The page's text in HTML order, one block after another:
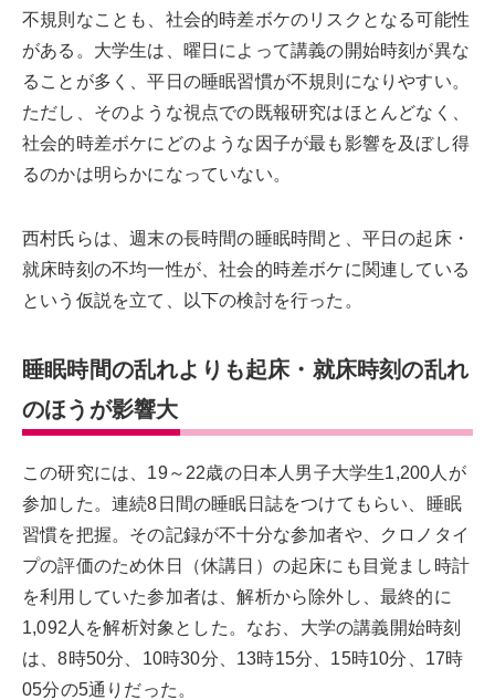
不規則なことも、社会的時差ボケのリスクとなる可能性
がある。大学生は、曜日によって講義の開始時刻が異な
ることが多く、平日の睡眠習慣が不規則になりやすい。
ただし、そのような視点での既報研究はほとんどなく、
社会的時差ボケにどのような因子が最も影響を及ぼし得
るのかは明らかになっていない。
西村氏らは、週末の長時間の睡眠時間と、平日の起床・
就床時刻の不均一性が、社会的時差ボケに関連している
という仮説を立て、以下の検討を行った。
睡眠時間の乱れよりも起床・就床時刻の乱れ
のほうが影響大
この研究には、19～22歳の日本人男子大学生1,200人が
参加した。連続8日間の睡眠日誌をつけてもらい、睡眠
習慣を把握。その記録が不十分な参加者や、クロノタイ
プの評価のため休日（休講日）の起床にも目覚まし時計
を利用していた参加者は、解析から除外し、最終的に
1,092人を解析対象とした。なお、大学の講義開始時刻
は、8時50分、10時30分、13時15分、15時10分、17時
05分の5通りだった。